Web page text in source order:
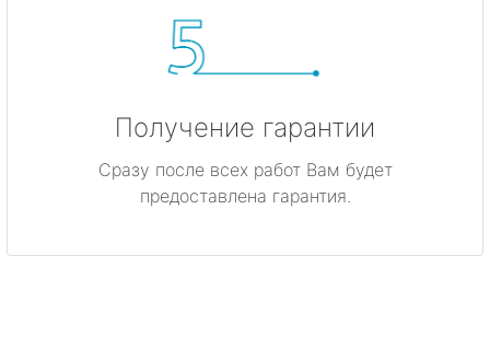
Получение гарантии
Сразу после всех работ Вам будет
предоставлена гарантия.